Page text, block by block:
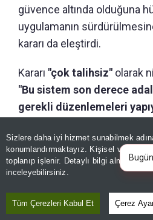
Sizlere daha iyi hizmet sunabilmek
konumlandırmaktayız. Kişisel
toplanıp işlenir. Detaylı bilgi almak için
inceleyebilirsiniz.
Tüm Çerezleri Kabul Et Çerez
güvence altında olduğuna
uygulamanın
kararı da eleştirdi.
Kararı "çok talihsiz" olarak
"Bu sistem son derece
gerekli düzenlemeleri
ÖNERİLEN HABERLER
Trump'tan İran
ve